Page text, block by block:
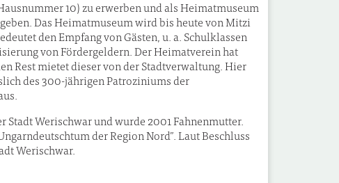
10) zu erwerben und als Heimatmuseum
Das Heimatmuseum wird bis heute von Mitzi
den Empfang von Gästen, u. a. Schulklassen
von Fördergeldern. Der Heimatverein hat
Rest mietet dieser von der Stadtverwaltung. Hier
des 300-jährigen Patroziniums der
Werischwar und wurde 2001 Fahnenmutter.
der Region Nord”. Laut Beschluss
Werischwar.